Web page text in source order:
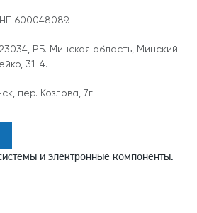
600048089.
РБ. Минская область, Минский
31-4.
пер. Козлова, 7г
и электронные компоненты: